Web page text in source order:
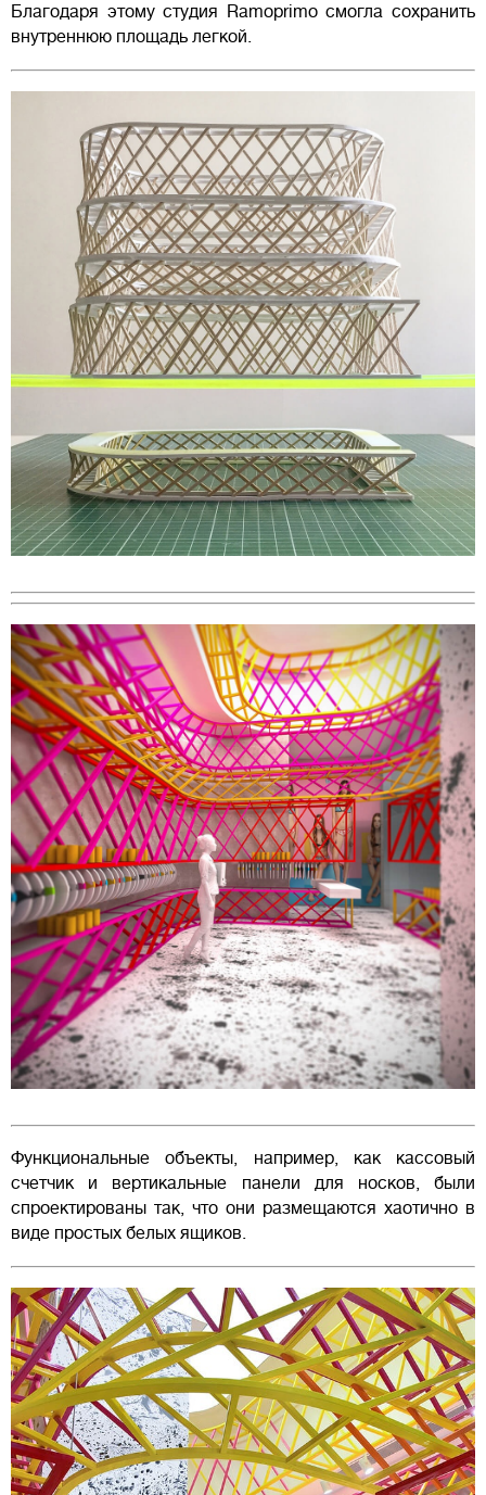
Благодаря этому студия Ramoprimo смогла сохранить
внутреннюю площадь легкой.
Функциональные объекты, например, как кассовый
счетчик и вертикальные панели для носков, были
спроектированы так, что они размещаются хаотично в
виде простых белых ящиков.